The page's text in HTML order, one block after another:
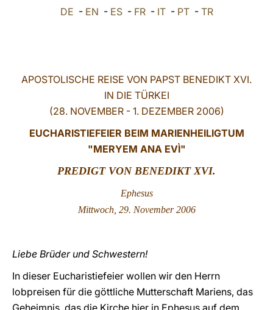
العربيّة DE - EN - ES- FR- IT- PT- TR
APOSTOLISCHE REISE VON PAPST BENEDIKT XVI.
IN DIE TÜRKEI
(28. NOVEMBER - 1. DEZEMBER 2006)
EUCHARISTIEFEIER BEIM MARIENHEILIGTUM
"MERYEM ANA EVÌ"
PREDIGT VON BENEDIKT XVI.
Ephesus
Mittwoch, 29. November 2006
Liebe Brüder und Schwestern!
In dieser Eucharistiefeier wollen wir den Herrn
lobpreisen für die göttliche Mutterschaft Mariens, das
Geheimnis, das die Kirche hier in Ephesus auf dem